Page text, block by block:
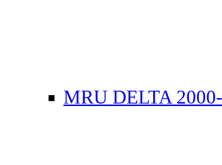
MRU DELTA